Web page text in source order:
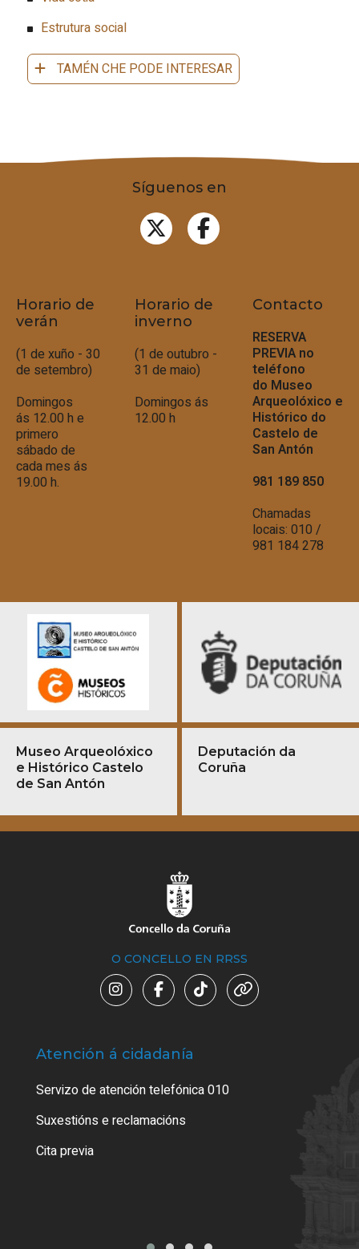
Estrutura social
TAMÉN CHE PODE INTERESAR
Síguenos en
Horario de
verán
(1 de xuño - 30
de setembro)
Domingos
ás 12.00 h e
primero
sábado de
cada mes ás
19.00 h.
Horario de
inverno
(1 de outubro -
31 de maio)
Domingos ás
12.00 h
Contacto
RESERVA
PREVIA no
teléfono
do Museo
Arqueolóxico e
Histórico do
Castelo de
San Antón
981 189 850
Chamadas
locais: 010 /
981 184 278
Museo Arqueolóxico
e Histórico Castelo
de San Antón
Deputación da
Coruña
O CONCELLO EN RRSS
Atención á cidadanía
Servizo de atención telefónica 010
Suxestións e reclamacións
Cita previa